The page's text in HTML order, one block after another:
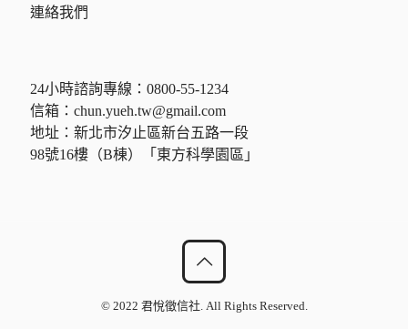
連絡我們
24小時諮詢專線： 0800-55-1234
信箱： chun.yueh.tw@gmail.com
地址：新北市汐止區新台五路一段
98號16樓（B棟）「東方科學園區」
© 2022 君悅徵信社. All Rights Reserved.